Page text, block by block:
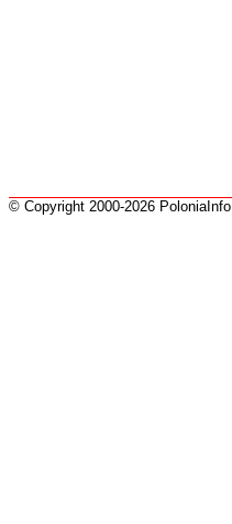
© Copyright 2000-2026 PoloniaInfo